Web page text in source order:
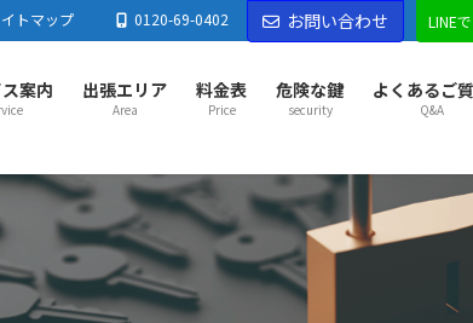
トマップ 0120-69-0402 お問い合わせ LINE
案内 出張エリア
Area
足立区
春日部市センター
春日部市越谷市 草加市八潮市
吉川市
加須市 久喜市幸手市宮代町杉戸町松伏町
松戸市
流山市
古河市 五霞町境町
桶川市北本市
川越市センター
川越市東松山市 坂戸市鶴ヶ島市
毛呂山町
料金表
Price
危険な鍵
security
よくあるご
Q&A